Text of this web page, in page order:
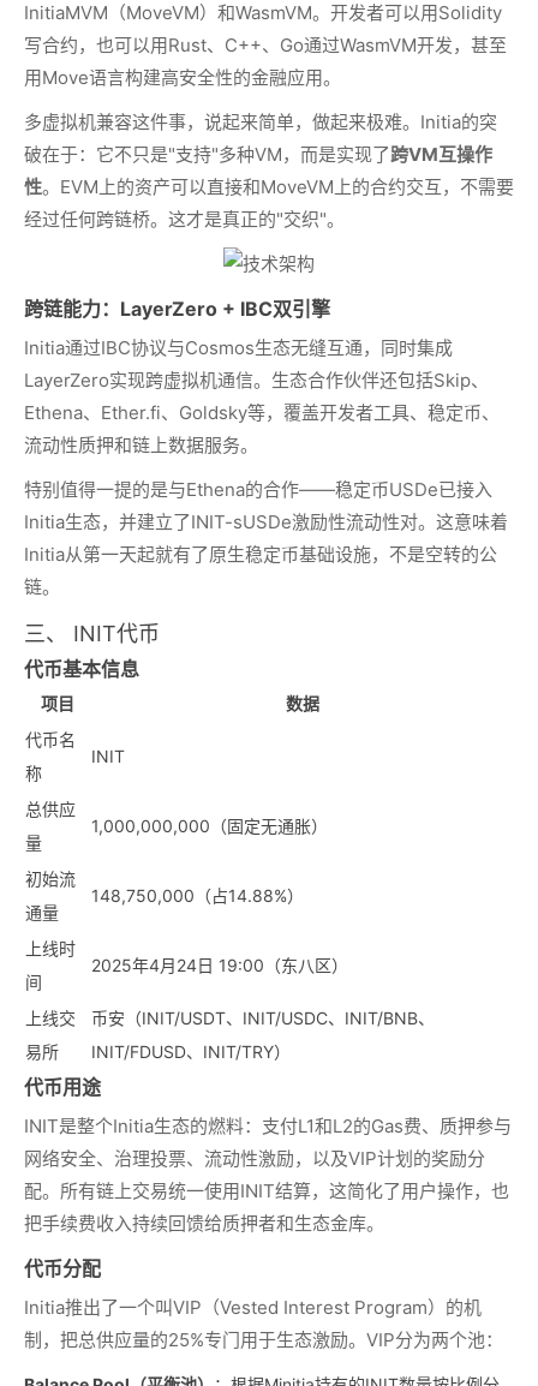
InitiaMVM（MoveVM）和WasmVM。开发者可以用Solidity
写合约，也可以用Rust、C++、Go通过WasmVM开发，甚至
用Move语言构建高安全性的金融应用。
多虚拟机兼容这件事，说起来简单，做起来极难。Initia的突
破在于：它不只是"支持"多种VM，而是实现了跨VM互操作
性。EVM上的资产可以直接和MoveVM上的合约交互，不需要
经过任何跨链桥。这才是真正的"交织"。
跨链能力：LayerZero + IBC双引擎
Initia通过IBC协议与Cosmos生态无缝互通，同时集成
LayerZero实现跨虚拟机通信。生态合作伙伴还包括Skip、
Ethena、Ether.fi、Goldsky等，覆盖开发者工具、稳定币、
流动性质押和链上数据服务。
特别值得一提的是与Ethena的合作——稳定币USDe已接入
Initia生态，并建立了INIT-sUSDe激励性流动性对。这意味着
Initia从第一天起就有了原生稳定币基础设施，不是空转的公
链。
三、 INIT代币
代币基本信息
项目
数据
代币名
称
INIT
总供应
量
1,000,000,000（固定无通胀）
初始流
通量
148,750,000（占14.88%）
上线时
间
2025年4月24日 19:00（东八区）
上线交
易所
币安（INIT/USDT、INIT/USDC、INIT/BNB、
INIT/FDUSD、INIT/TRY）
代币用途
INIT是整个Initia生态的燃料：支付L1和L2的Gas费、质押参与
网络安全、治理投票、流动性激励，以及VIP计划的奖励分
配。所有链上交易统一使用INIT结算，这简化了用户操作，也
把手续费收入持续回馈给质押者和生态金库。
代币分配
Initia推出了一个叫VIP（Vested Interest Program）的机
制，把总供应量的25%专门用于生态激励。VIP分为两个池：